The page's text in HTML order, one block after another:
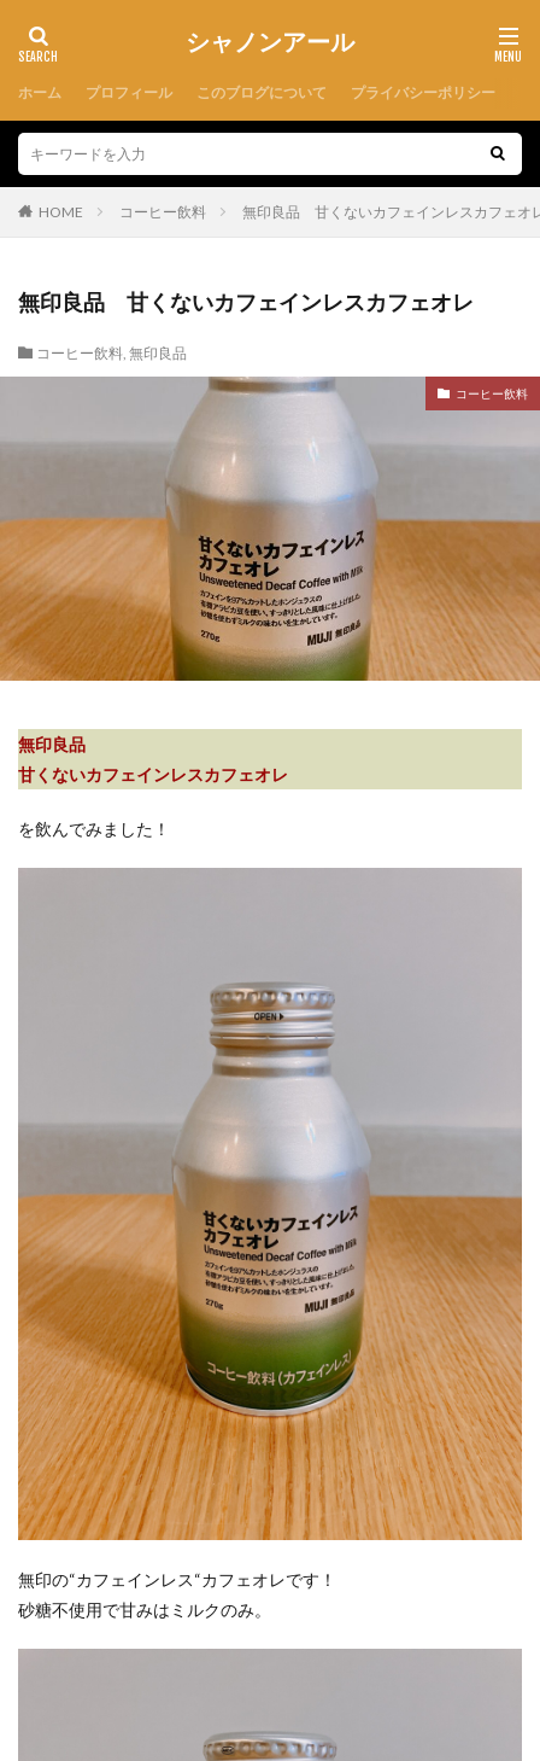
シャノンアール
ホーム プロフィール このブログについて プライバシーポリシー
HOME コーヒー飲料 無印良品 甘くないカフェインレスカフェオ
無印良品 甘くないカフェインレスカフェオレ
コーヒー飲料, 無印良品
コーヒー飲料
無印良品
甘くないカフェインレスカフェオレ
を飲んでみました！
無印の“カフェインレス“カフェオレです！
砂糖不使用で甘みはミルクのみ。